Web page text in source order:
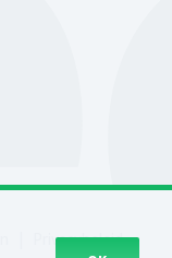
Privacybeleid